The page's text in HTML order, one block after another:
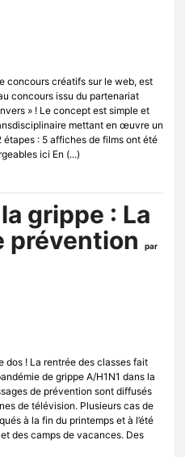
concours créatifs sur le web, est
concours issu du partenariat
» ! Le concept est simple et
mettant en œuvre un
: 5 affiches de films ont été
ici En (...)
grippe : La
prévention
par
dos ! La rentrée des classes fait
de grippe A/H1N1 dans la
de prévention sont diffusés
de télévision. Plusieurs cas de
à la fin du printemps et à l’été
des camps de vacances. Des